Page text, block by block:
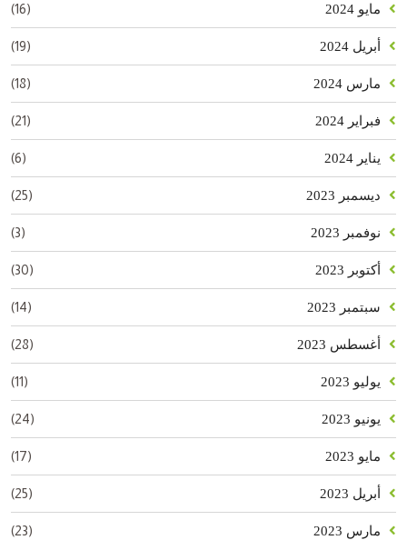
مايو 2024 (16)
أبريل 2024 (19)
مارس 2024 (18)
فبراير 2024 (21)
يناير 2024 (6)
ديسمبر 2023 (25)
نوفمبر 2023 (3)
أكتوبر 2023 (30)
سبتمبر 2023 (14)
أغسطس 2023 (28)
يوليو 2023 (11)
يونيو 2023 (24)
مايو 2023 (17)
أبريل 2023 (25)
مارس 2023 (23)